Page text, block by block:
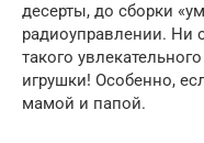
десерты, до сборки
радиоуправлении. Ни
такого
игрушки! Особенно,
мамой и папой.